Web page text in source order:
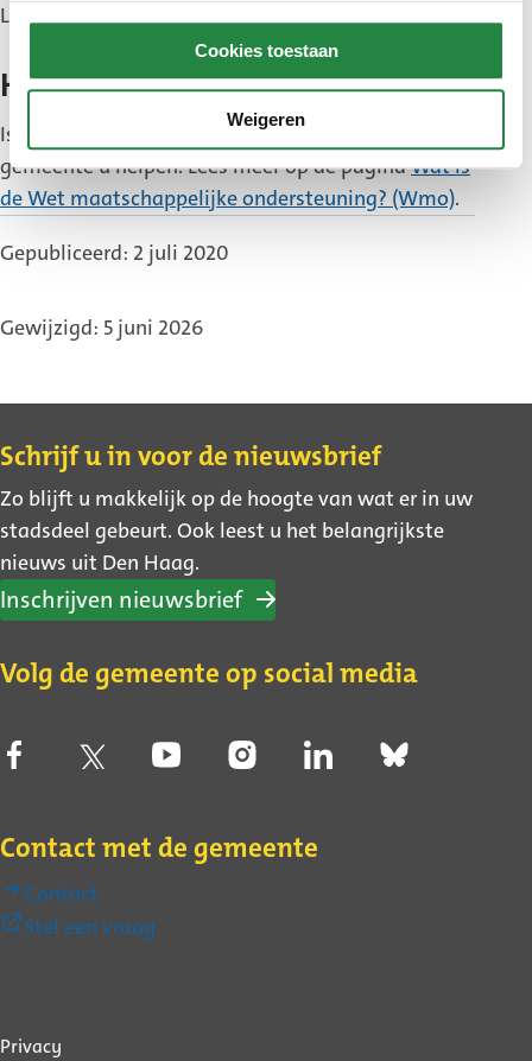
Cookies toestaan
Weigeren
Lees meer op de paginamaaltijden.
Hulp die de gemeente regelt
Is er niemand die u kan helpen? Dan kan de
gemeente u helpen. Lees meer op de paginaWat is
de Wet maatschappelijke ondersteuning? (Wmo).
Gepubliceerd: 2 juli 2020
Gewijzigd: 5 juni 2026
Contact
Schrijf u in voor de nieuwsbrief
Zo blijft u makkelijk op de hoogte van wat er in uw
stadsdeel gebeurt. Ook leest u het belangrijkste
nieuws uit Den Haag.
Inschrijven nieuwsbrief
Volg de gemeente op social media
Contact met de gemeente
Contact
Stel een vraag
Over
Privacy